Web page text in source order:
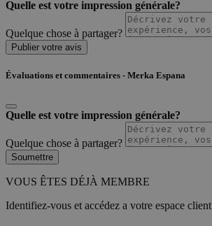
Quelle est votre impression générale?
Quelque chose à partager?
Publier votre avis
Évaluations et commentaires - Merka Espana
Quelle est votre impression générale?
Quelque chose à partager?
Soumettre
VOUS ÊTES DÉJÀ MEMBRE
Identifiez-vous et accédez a votre espace client